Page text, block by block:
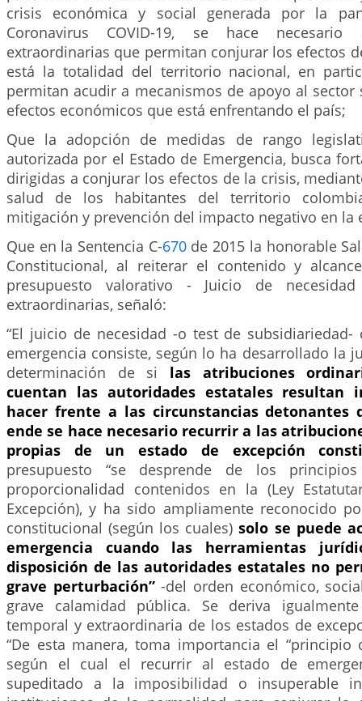
crisis económica y social generada por la
Coronavirus COVID-19, se hace necesario
extraordinarias que permitan conjurar los efectos
está la totalidad del territorio nacional, en
permitan acudir a mecanismos de apoyo al
efectos económicos que está enfrentando el país;
Que la adopción de medidas de rango
autorizada por el Estado de Emergencia, busca
dirigidas a conjurar los efectos de la crisis,
salud de los habitantes del territorio
mitigación y prevención del impacto negativo en la
Que en la Sentencia C-670de 2015 la honorable
Constitucional, al reiterar el contenido y
presupuesto valorativo - Juicio de
extraordinarias, señaló:
“El juicio de necesidad -o test de
emergencia consiste, según lo ha desarrollado la
determinación de si las atribuciones
cuentan las autoridades estatales resultan
hacer frente a las circunstancias detonantes
ende se hace necesario recurrir a las
propias de un estado de excepción
presupuesto “se desprende de los
proporcionalidad contenidos en la (Ley
Excepción), y ha sido ampliamente reconocido
constitucional (según los cuales)solo se puede
emergencia cuando las herramientas
disposición de las autoridades estatales no
grave perturbación”-del orden económico,
grave calamidad pública. Se deriva
temporal y extraordinaria de los estados de
“De esta manera, toma importancia el “principio
según el cual el recurrir al estado de
supeditado a la imposibilidad o insuperable